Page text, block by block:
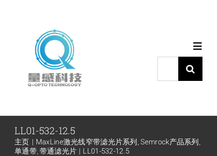
产品中心
代理品牌
索：
LL01-532-12.5
主页 MaxLine激光线窄带滤光片系列
Semrock产品系列
单通带 带通滤光片 LL01-532-12.5